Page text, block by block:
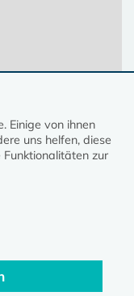
kirche-mv.de
Einige von ihnen
uns helfen, diese
zur